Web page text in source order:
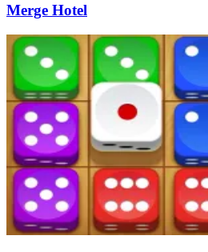
Merge Hotel